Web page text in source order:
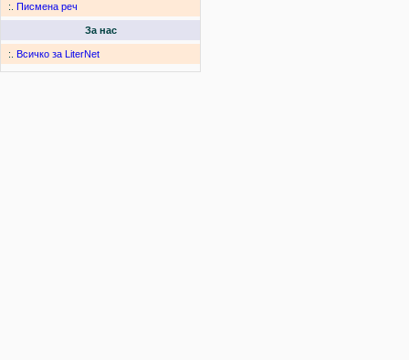
:. Писмена реч
За нас
:. Всичко за LiterNet